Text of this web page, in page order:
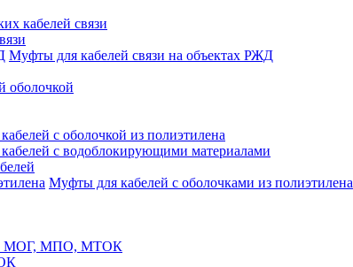
кабелей связи
Муфты для кабелей связи на объектах РЖД
оболочкой
с оболочкой из полиэтилена
с водоблокирующими материалами
Муфты для кабелей с оболочками из полиэтилена
МОГ, МПО, МТОК